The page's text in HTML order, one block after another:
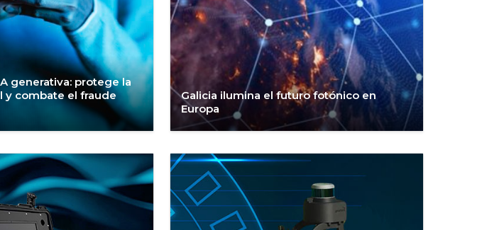
generativa: protege la
y combate el fraude
Galicia ilumina el futuro fotónico en
Europa